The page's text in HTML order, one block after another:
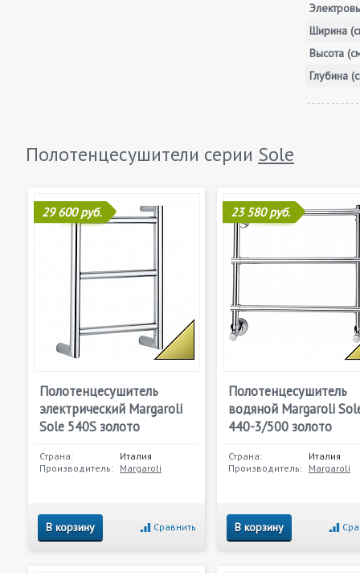
Ширина
Высота
Глубина
Полотенцесушители серии Sole
29 600 руб.
Полотенцесушитель
электрический Margaroli
Sole 540S золото
Страна:
Италия
Производитель: Margaroli
В корзину Сравнить
23 580 руб.
Полотенцесушитель
водяной Margaroli
440-3/500 золото
Страна:
Италия
Производитель: Margaroli
В корзину